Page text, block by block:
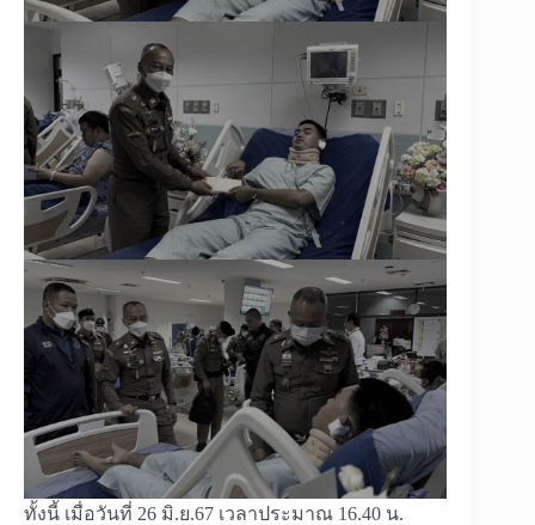
ทั้งนี้ เมื่อวันที่ 26 มิ.ย.67 เวลาประมาณ 16.40 น.